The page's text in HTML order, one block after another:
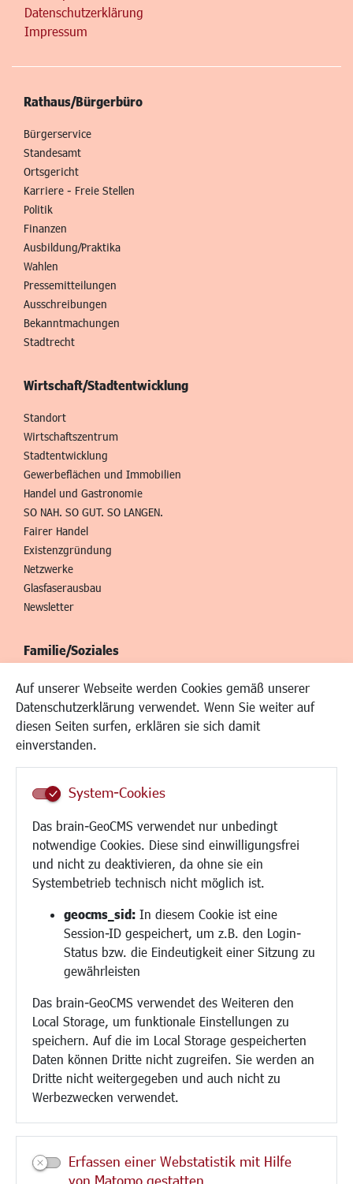
Auf unserer Webseite werden Cookies gemäß unserer
Datenschutzerklärung verwendet. Wenn Sie weiter auf
diesen Seiten surfen, erklären sie sich damit
einverstanden.
System-Cookies
Das brain-GeoCMS verwendet nur unbedingt
notwendige Cookies. Diese sind einwilligungsfrei
und nicht zu deaktivieren, da ohne sie ein
Systembetrieb technisch nicht möglich ist.
geocms_sid: In diesem Cookie ist eine
Session-ID gespeichert, um z.B. den Login-
Status bzw. die Eindeutigkeit einer Sitzung zu
gewährleisten
Das brain-GeoCMS verwendet des Weiteren den
Local Storage, um funktionale Einstellungen zu
speichern. Auf die im Local Storage gespeicherten
Daten können Dritte nicht zugreifen. Sie werden an
Dritte nicht weitergegeben und auch nicht zu
Werbezwecken verwendet.
Erfassen einer Webstatistik mit Hilfe
von Matomo gestatten
Datenschutzerklärung
Impressum
Rathaus/Bürgerbüro
Bürgerservice
Standesamt
Ortsgericht
Karriere - Freie Stellen
Politik
Finanzen
Ausbildung/Praktika
Wahlen
Pressemitteilungen
Ausschreibungen
Bekanntmachungen
Stadtrecht
Wirtschaft/Stadtentwicklung
Standort
Wirtschaftszentrum
Stadtentwicklung
Gewerbeflächen und Immobilien
Handel und Gastronomie
SO NAH. SO GUT. SO LANGEN.
Fairer Handel
Existenzgründung
Netzwerke
Glasfaserausbau
Newsletter
Familie/Soziales
Kinderbetreuung
Kinder und Jugend
Institutionen für Familien
Frauen
Schule
Demokratie leben
Ukrainehilfe
Hilfe für Geflüchtete
Religion
Bauen/Umwelt/Mobilität
Bebauungsplanung
Verkehr/Mobilität
Glasfaserausbau
Aktuelle Baustellen
Paddelteich
CINDY S
Kultur/Freizeit/Tourismus
Veranstaltungen
Neue Stadthalle Langen